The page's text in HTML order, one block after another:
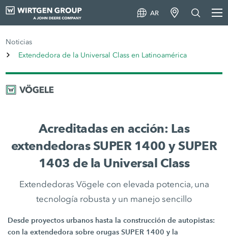
AR
Noticias
Extendedora de la Universal Class en Latinoamérica
Acreditadas en acción: Las
extendedoras SUPER 1400 y SUPER
1403 de la Universal Class
Extendedoras Vögele con elevada potencia, una
tecnología robusta y un manejo sencillo
Desde proyectos urbanos hasta la construcción de autopistas:
con la extendedora sobre orugas SUPER 1400 y la